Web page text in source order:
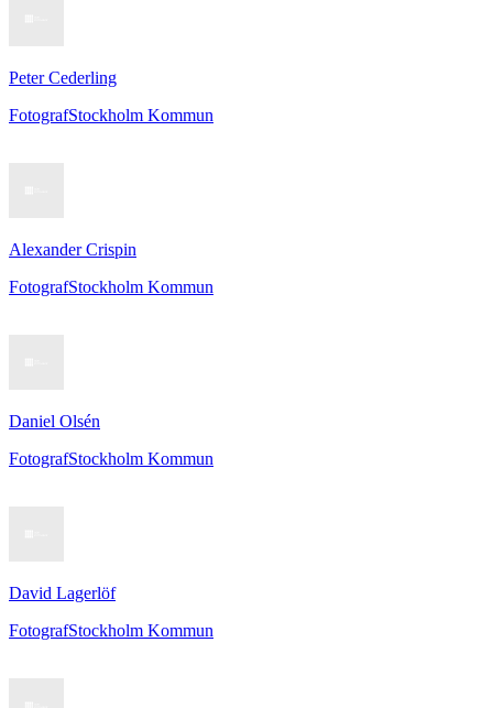
Peter Cederling
FotografStockholm Kommun
Alexander Crispin
FotografStockholm Kommun
Daniel Olsén
FotografStockholm Kommun
David Lagerlöf
FotografStockholm Kommun